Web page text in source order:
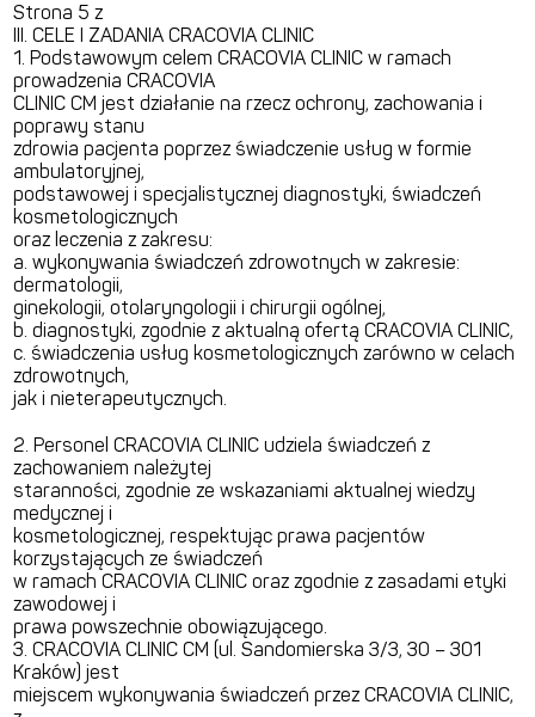
Strona 5 z
III. CELE I ZADANIA CRACOVIA CLINIC
1. Podstawowym celem CRACOVIA CLINIC w ramach
prowadzenia CRACOVIA
CLINIC CM jest działanie na rzecz ochrony, zachowania i
poprawy stanu
zdrowia pacjenta poprzez świadczenie usług w formie
ambulatoryjnej,
podstawowej i specjalistycznej diagnostyki, świadczeń
kosmetologicznych
oraz leczenia z zakresu:
a. wykonywania świadczeń zdrowotnych w zakresie:
dermatologii,
ginekologii, otolaryngologii i chirurgii ogólnej,
b. diagnostyki, zgodnie z aktualną ofertą CRACOVIA CLINIC,
c. świadczenia usług kosmetologicznych zarówno w celach
zdrowotnych,
jak i nieterapeutycznych.
2. Personel CRACOVIA CLINIC udziela świadczeń z
zachowaniem należytej
staranności, zgodnie ze wskazaniami aktualnej wiedzy
medycznej i
kosmetologicznej, respektując prawa pacjentów
korzystających ze świadczeń
w ramach CRACOVIA CLINIC oraz zgodnie z zasadami etyki
zawodowej i
prawa powszechnie obowiązującego.
3. CRACOVIA CLINIC CM (ul. Sandomierska 3/3, 30 – 301
Kraków) jest
miejscem wykonywania świadczeń przez CRACOVIA CLINIC,